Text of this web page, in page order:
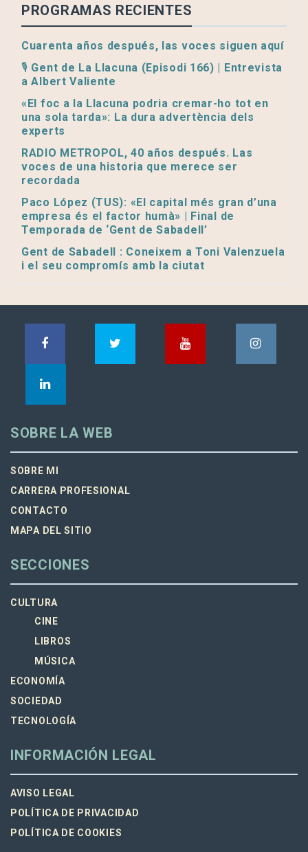
PROGRAMAS RECIENTES
Cuarenta años después, las voces siguen aquí
🎙️ Gent de La Llacuna (Episodi 166) | Entrevista
a Albert Valiente
«El foc a la Llacuna podria cremar-ho tot en
una sola tarda»: La dura advertència dels
experts
RADIO METROPOL, 40 años después. Las
voces de una historia que merece ser
recordada
Paco López (TUS): «El capital més gran d’una
empresa és el factor humà» | Final de
Temporada de ‘Gent de Sabadell’
Gent de Sabadell : Coneixem a Toni Valenzuela
i el seu compromís amb la ciutat
SOBRE LA WEB
SOBRE MI
CARRERA PROFESIONAL
CONTACTO
MAPA DEL SITIO
SECCIONES
CULTURA
CINE
LIBROS
MÚSICA
ECONOMÍA
SOCIEDAD
TECNOLOGÍA
INFORMACIÓN LEGAL
AVISO LEGAL
POLÍTICA DE PRIVACIDAD
POLÍTICA DE COOKIES